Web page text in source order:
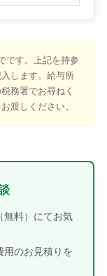
です。上記を持参
します。給与所
務署でお尋ねく
渡しください。
無料）にてお気
用のお見積りを